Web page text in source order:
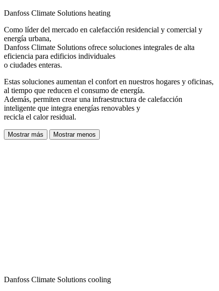
Danfoss Climate Solutions heating
Como líder del mercado en calefacción residencial y comercial y
energía urbana,
Danfoss Climate Solutions ofrece soluciones integrales de alta
eficiencia para edificios individuales
o ciudades enteras.
Estas soluciones aumentan el confort en nuestros hogares y oficinas,
al tiempo que reducen el consumo de energía.
Además, permiten crear una infraestructura de calefacción
inteligente que integra energías renovables y
recicla el calor residual.
Mostrar más Mostrar menos
Danfoss Climate Solutions cooling